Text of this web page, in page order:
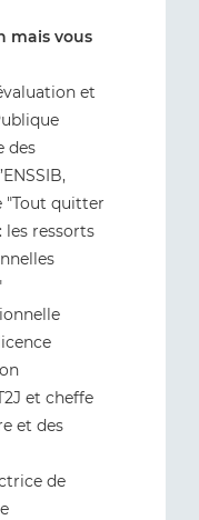
mais vous
et
des
"Tout quitter
ressorts
et cheffe
et des
de